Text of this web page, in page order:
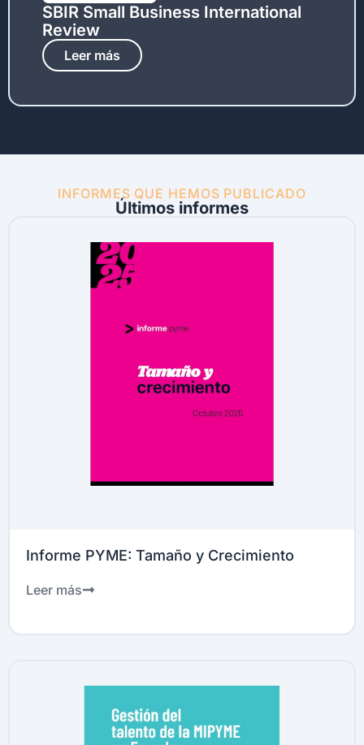
SBIR Small Business International
Review
Leer más
INFORMES QUE HEMOS PUBLICADO
Últimos informes
Informe PYME: Tamaño y Crecimiento
Leer más